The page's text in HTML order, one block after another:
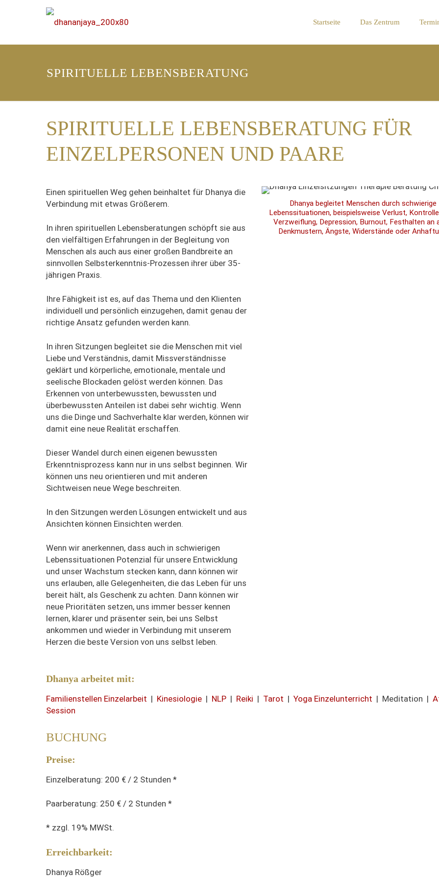
Startseite Das Zentrum
SPIRITUELLE LEBENSBERATUNG
SPIRITUELLE LEBENSBERATUNG FÜR
EINZELPERSONEN UND PAARE
Einen spirituellen Weg gehen beinhaltet für Dhanya die
Verbindung mit etwas Größerem.
In ihren spirituellen Lebensberatungen schöpft sie aus
den vielfältigen Erfahrungen in der Begleitung von
Menschen als auch aus einer großen Bandbreite an
sinnvollen Selbsterkenntnis-Prozessen ihrer über 35-
jährigen Praxis.
Ihre Fähigkeit ist es, auf das Thema und den Klienten
individuell und persönlich einzugehen, damit genau der
richtige Ansatz gefunden werden kann.
In ihren Sitzungen begleitet sie die Menschen mit viel
Liebe und Verständnis, damit Missverständnisse
geklärt und körperliche, emotionale, mentale und
seelische Blockaden gelöst werden können. Das
Erkennen von unterbewussten, bewussten und
überbewussten Anteilen ist dabei sehr wichtig. Wenn
uns die Dinge und Sachverhalte klar werden, können wir
damit eine neue Realität erschaffen.
Dieser Wandel durch einen eigenen bewussten
Erkenntnisprozess kann nur in uns selbst beginnen. Wir
können uns neu orientieren und mit anderen
Sichtweisen neue Wege beschreiten.
In den Sitzungen werden Lösungen entwickelt und aus
Ansichten können Einsichten werden.
Wenn wir anerkennen, dass auch in schwierigen
Lebenssituationen Potenzial für unsere Entwicklung
und unser Wachstum stecken kann, dann können wir
uns erlauben, alle Gelegenheiten, die das Leben für uns
bereit hält, als Geschenk zu achten. Dann können wir
neue Prioritäten setzen, uns immer besser kennen
lernen, klarer und präsenter sein, bei uns Selbst
ankommen und wieder in Verbindung mit unserem
Herzen die beste Version von uns selbst leben.
Dhanya begleitet Menschen durch schwierige
Lebenssituationen, beispielsweise Verlust,
Verzweiflung, Depression, Burnout, Festhalten an
Denkmustern, Ängste, Widerstände oder
Dhanya arbeitet mit:
Familienstellen Einzelarbeit | Kinesiologie | NLP | Reiki | Tarot | Yoga Einzelunterricht | Meditation |
Session
BUCHUNG
Preise:
Einzelberatung: 200 € / 2 Stunden *
Paarberatung: 250 € / 2 Stunden *
* zzgl. 19% MWSt.
Erreichbarkeit:
Dhanya Rößger